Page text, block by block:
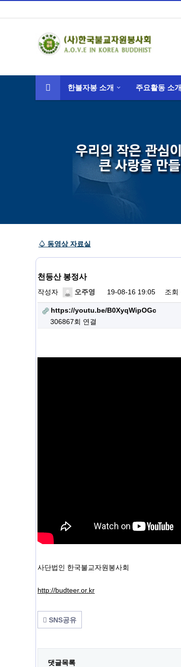
한불자봉 소개 주요활동 소개
♤ 동영상 자료실
천등산 봉정사
작성자 오주영 19-08-16 19:05 조회
https://youtu.be/B0XyqWipOGc
306867회 연결
사단법인 한국불교자원봉사회
http://budteer.or.kr
SNS공유
댓글목록